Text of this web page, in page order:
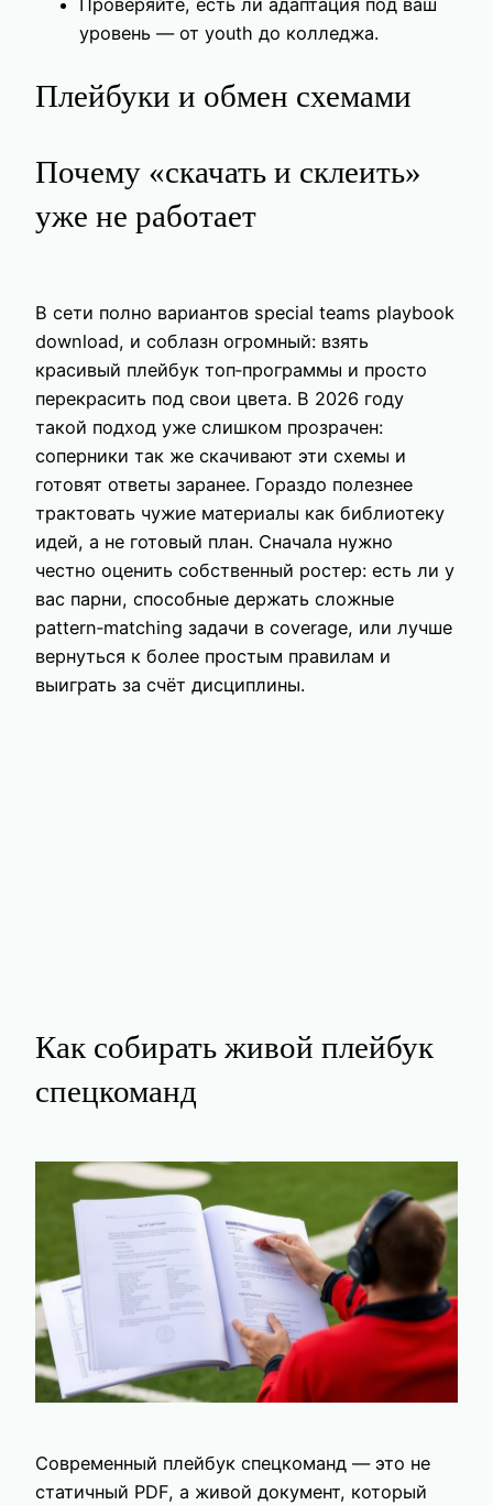
уровень — от youth до колледжа.
Плейбуки и обмен схемами
Почему «скачать и склеить»
уже не работает
В сети полно вариантов special teams playbook
download, и соблазн огромный: взять
красивый плейбук топ‑программы и просто
перекрасить под свои цвета. В 2026 году
такой подход уже слишком прозрачен:
соперники так же скачивают эти схемы и
готовят ответы заранее. Гораздо полезнее
трактовать чужие материалы как библиотеку
идей, а не готовый план. Сначала нужно
честно оценить собственный ростер: есть ли у
вас парни, способные держать сложные
pattern‑matching задачи в coverage, или лучше
вернуться к более простым правилам и
выиграть за счёт дисциплины.
Как собирать живой плейбук
спецкоманд
Современный плейбук спецкоманд — это не
статичный PDF, а живой документ, который